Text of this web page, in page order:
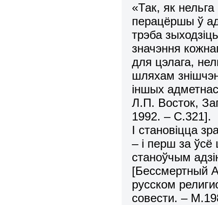
«Так, як нельга
перацёршы ў
трэба
значэння
для цэлага,
шляхам
іншых
Л.П. Восток,
1992. – С.321].
I становiцца
– i перш за ўсё
станоўчым
[Бессмертный
русском
совести. –